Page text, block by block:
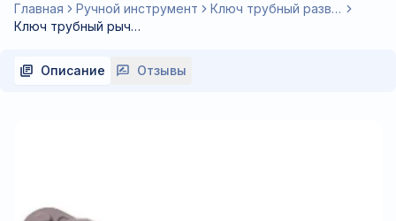
Главная Ручной инструмент
Ключ трубный разводной
Ключ трубный рычажный КТВ-0004 (3") диаметр захвата 25-90 мм
Описание Отзывы